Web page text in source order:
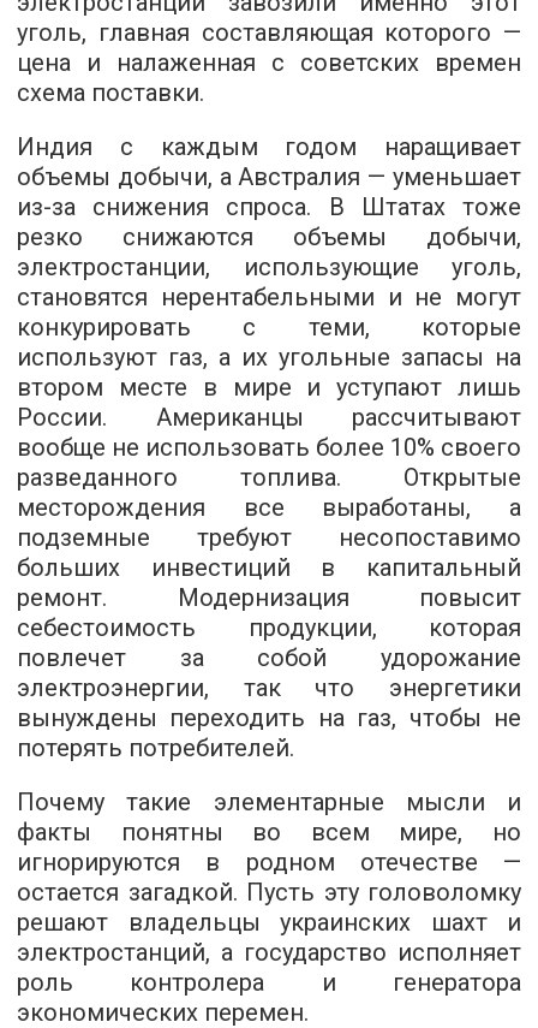
уголь, главная составляющая которого —
цена и налаженная с советских времен
схема поставки.
Индия с каждым годом наращивает
объемы добычи, а Австралия — уменьшает
из-за снижения спроса. В Штатах тоже
резко снижаются объемы добычи,
электростанции, использующие уголь,
становятся нерентабельными и не могут
конкурировать с теми, которые
используют газ, а их угольные запасы на
втором месте в мире и уступают лишь
России. Американцы рассчитывают
вообще не использовать более 10% своего
разведанного топлива. Открытые
месторождения все выработаны, а
подземные требуют несопоставимо
больших инвестиций в капитальный
ремонт. Модернизация повысит
себестоимость продукции, которая
повлечет за собой удорожание
электроэнергии, так что энергетики
вынуждены переходить на газ, чтобы не
потерять потребителей.
Почему такие элементарные мысли и
факты понятны во всем мире, но
игнорируются в родном отечестве —
остается загадкой. Пусть эту головоломку
решают владельцы украинских шахт и
электростанций, а государство исполняет
роль контролера и генератора
экономических перемен.